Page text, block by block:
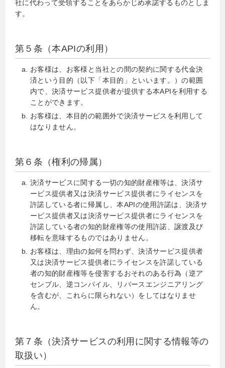
社に代わって受領することをあらかじめ承諾するものとしま
す。
第５条（本APIの利用）
お客様は、お客様と当社との間の契約に関する代金決
済という目的（以下「本目的」といいます。）の範囲
内で、決済サービス提供者が提供する本APIを利用する
ことができます。
お客様は、本目的の範囲外で決済サービスを利用して
はなりません。
第６条（権利の帰属）
決済サービスに関する一切の知的財産権等は、決済サ
ービス提供者又は決済サービス提供者にライセンスを
許諾している者に帰属し、本APIの使用許諾は、決済サ
ービス提供者又は決済サービス提供者にライセンスを
許諾している者の知的財産権等の使用許諾、譲渡及び
移転を意味するものではありません。
お客様は、理由の如何を問わず、決済サービス提供者
又は決済サービス提供者にライセンスを許諾している
者の知的財産権等を侵害するおそれのある行為（逆ア
センブル、逆コンパイル、リバースエンジニアリング
を含むが、これらに限られない）をしてはなりませ
ん。
第７条（決済サービスの利用に関する情報等の
取扱い）